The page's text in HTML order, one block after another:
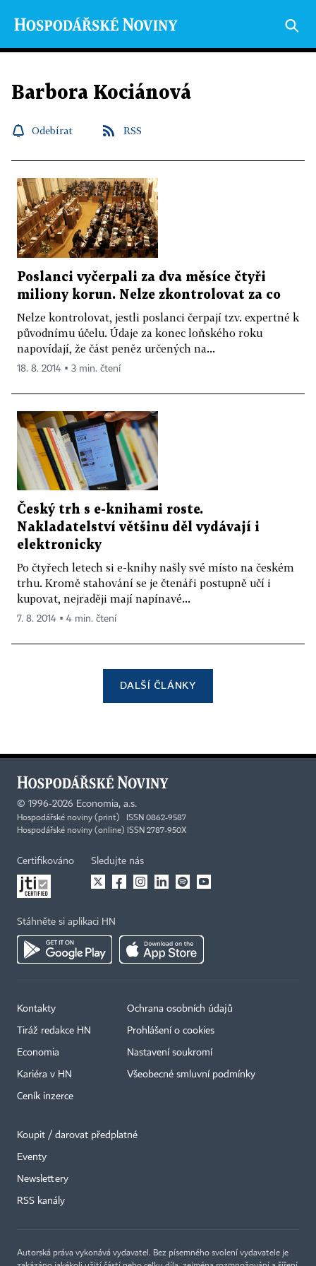
Barbora Kociánová
Odebírat RSS
Poslanci vyčerpali za dva měsíce čtyři
miliony korun. Nelze zkontrolovat za co
Nelze kontrolovat, jestli poslanci čerpají tzv. expertné k
původnímu účelu. Údaje za konec loňského roku
napovídají, že část peněz určených na...
18. 8. 2014 ▪ 3 min. čtení
Český trh s e-knihami roste.
Nakladatelství většinu děl vydávají i
elektronicky
Po čtyřech letech si e-knihy našly své místo na českém
trhu. Kromě stahování se je čtenáři postupně učí i
kupovat, nejraději mají napínavé...
7. 8. 2014 ▪ 4 min. čtení
DALŠÍ ČLÁNKY
© 1996-2026 Economia, a.s.
Hospodářské noviny (print) ISSN 0862-9587
Hospodářské noviny (online) ISSN 2787-950X
Certifikováno Sledujte nás
Stáhněte si aplikaci HN
Kontakty
Tiráž redakce HN
Economia
Kariéra v HN
Ceník inzerce
Ochrana osobních údajů
Prohlášení o cookies
Nastavení soukromí
Všeobecné smluvní podmínky
Koupit / darovat předplatné
Eventy
Newslettery
RSS kanály
Autorská práva vykonává vydavatel. Bez písemného svolení vydavatele je